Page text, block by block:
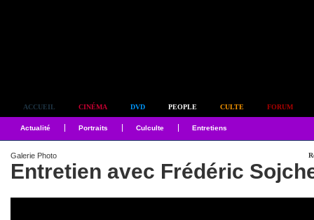
ACCUEIL CINÉMA DVD PEOPLE CULTE FORUM
Actualité Portraits Culculte Entretiens
Galerie Photo
Entretien avec Frédéric